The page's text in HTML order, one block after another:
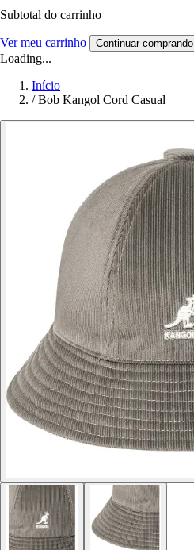
Subtotal do carrinho
Ver meu carrinho Continuar comprando
Loading...
Início
/ Bob Kangol Cord Casual